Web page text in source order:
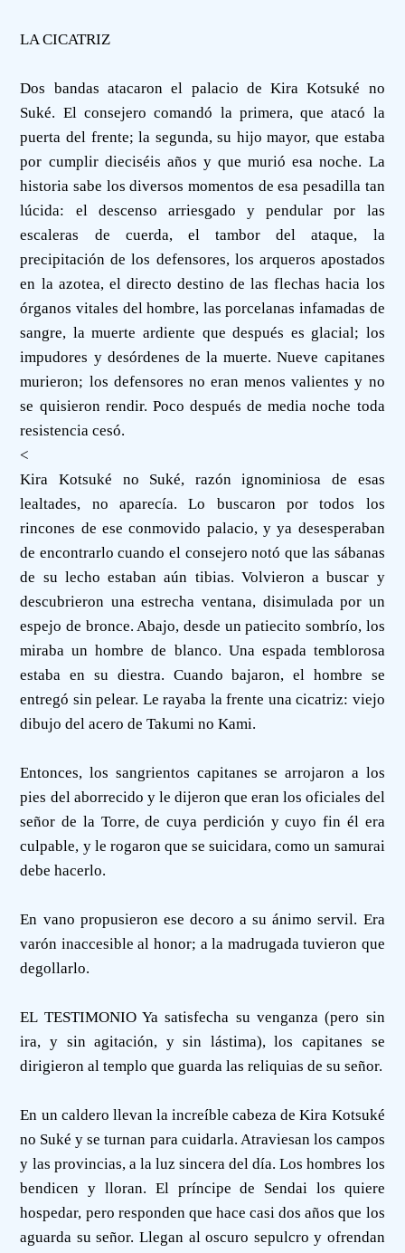
LA CICATRIZ
Dos bandas atacaron el palacio de Kira Kotsuké no
Suké. El consejero comandó la primera, que atacó la
puerta del frente; la segunda, su hijo mayor, que estaba
por cumplir dieciséis años y que murió esa noche. La
historia sabe los diversos momentos de esa pesadilla tan
lúcida: el descenso arriesgado y pendular por las
escaleras de cuerda, el tambor del ataque, la
precipitación de los defensores, los arqueros apostados
en la azotea, el directo destino de las flechas hacia los
órganos vitales del hombre, las porcelanas infamadas de
sangre, la muerte ardiente que después es glacial; los
impudores y desórdenes de la muerte. Nueve capitanes
murieron; los defensores no eran menos valientes y no
se quisieron rendir. Poco después de media noche toda
resistencia cesó.
<
Kira Kotsuké no Suké, razón ignominiosa de esas
lealtades, no aparecía. Lo buscaron por todos los
rincones de ese conmovido palacio, y ya desesperaban
de encontrarlo cuando el consejero notó que las sábanas
de su lecho estaban aún tibias. Volvieron a buscar y
descubrieron una estrecha ventana, disimulada por un
espejo de bronce. Abajo, desde un patiecito sombrío, los
miraba un hombre de blanco. Una espada temblorosa
estaba en su diestra. Cuando bajaron, el hombre se
entregó sin pelear. Le rayaba la frente una cicatriz: viejo
dibujo del acero de Takumi no Kami.
Entonces, los sangrientos capitanes se arrojaron a los
pies del aborrecido y le dijeron que eran los oficiales del
señor de la Torre, de cuya perdición y cuyo fin él era
culpable, y le rogaron que se suicidara, como un samurai
debe hacerlo.
En vano propusieron ese decoro a su ánimo servil. Era
varón inaccesible al honor; a la madrugada tuvieron que
degollarlo.
EL TESTIMONIO Ya satisfecha su venganza (pero sin
ira, y sin agitación, y sin lástima), los capitanes se
dirigieron al templo que guarda las reliquias de su señor.
En un caldero llevan la increíble cabeza de Kira Kotsuké
no Suké y se turnan para cuidarla. Atraviesan los campos
y las provincias, a la luz sincera del día. Los hombres los
bendicen y lloran. El príncipe de Sendai los quiere
hospedar, pero responden que hace casi dos años que los
aguarda su señor. Llegan al oscuro sepulcro y ofrendan